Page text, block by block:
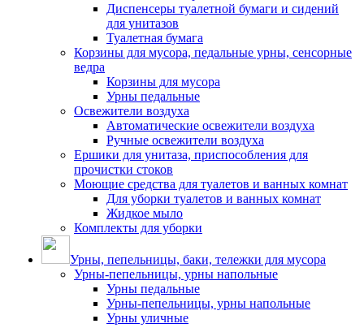
Диспенсеры туалетной бумаги и сидений
для унитазов
Туалетная бумага
Корзины для мусора, педальные урны, сенсорные
ведра
Корзины для мусора
Урны педальные
Освежители воздуха
Автоматические освежители воздуха
Ручные освежители воздуха
Ершики для унитаза, приспособления для
прочистки стоков
Моющие средства для туалетов и ванных комнат
Для уборки туалетов и ванных комнат
Жидкое мыло
Комплекты для уборки
Урны, пепельницы, баки, тележки для мусора
Урны-пепельницы, урны напольные
Урны педальные
Урны-пепельницы, урны напольные
Урны уличные